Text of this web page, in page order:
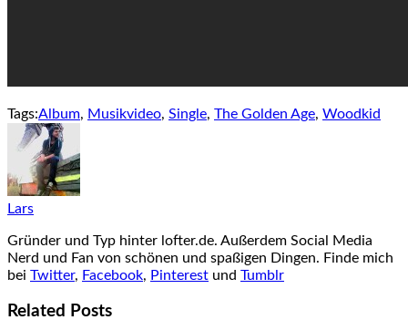
Tags:Album, Musikvideo, Single, The Golden Age, Woodkid
Lars
Gründer und Typ hinter lofter.de. Außerdem Social Media
Nerd und Fan von schönen und spaßigen Dingen. Finde mich
bei Twitter, Facebook, Pinterest und Tumblr
Related Posts